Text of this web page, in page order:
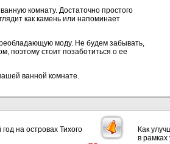
комнату. Достаточно простого
как камень или напоминает
моду. Не будем забывать,
поэтому стоит позаботиться о ее
ванной комнате.
на островах Тихого
Как
в